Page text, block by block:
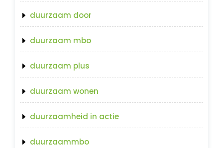
duurzaam door
duurzaam mbo
duurzaam plus
duurzaam wonen
duurzaamheid in actie
duurzaammbo